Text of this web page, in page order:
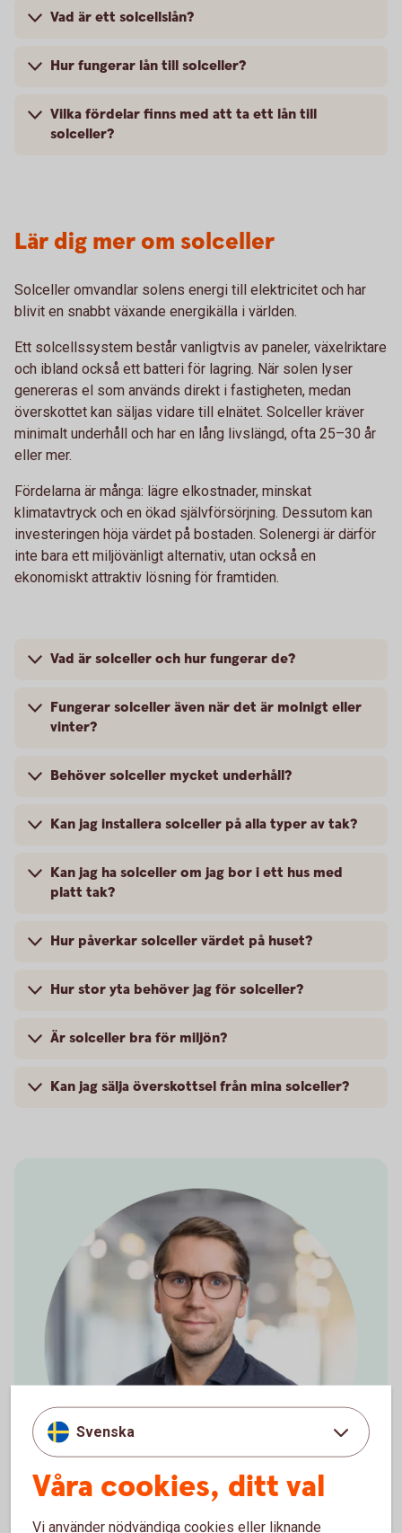
Vad är ett solcellslån?
Hur fungerar lån till solceller?
Vilka fördelar finns med att ta ett lån till
solceller?
Lär dig mer om solceller
Solceller omvandlar solens energi till elektricitet och har
blivit en snabbt växande energikälla i världen.
Ett solcellssystem består vanligtvis av paneler, växelriktare
och ibland också ett batteri för lagring. När solen lyser
genereras el som används direkt i fastigheten, medan
överskottet kan säljas vidare till elnätet. Solceller kräver
minimalt underhåll och har en lång livslängd, ofta 25–30 år
eller mer.
Fördelarna är många: lägre elkostnader, minskat
klimatavtryck och en ökad självförsörjning. Dessutom kan
investeringen höja värdet på bostaden. Solenergi är därför
inte bara ett miljövänligt alternativ, utan också en
ekonomiskt attraktiv lösning för framtiden.
Vad är solceller och hur fungerar de?
Fungerar solceller även när det är molnigt eller
vinter?
Behöver solceller mycket underhåll?
Kan jag installera solceller på alla typer av tak?
Kan jag ha solceller om jag bor i ett hus med
platt tak?
Hur påverkar solceller värdet på huset?
Hur stor yta behöver jag för solceller?
Är solceller bra för miljön?
Kan jag sälja överskottsel från mina solceller?
Svenska
Våra cookies, ditt val
Vi använder nödvändiga cookies eller liknande